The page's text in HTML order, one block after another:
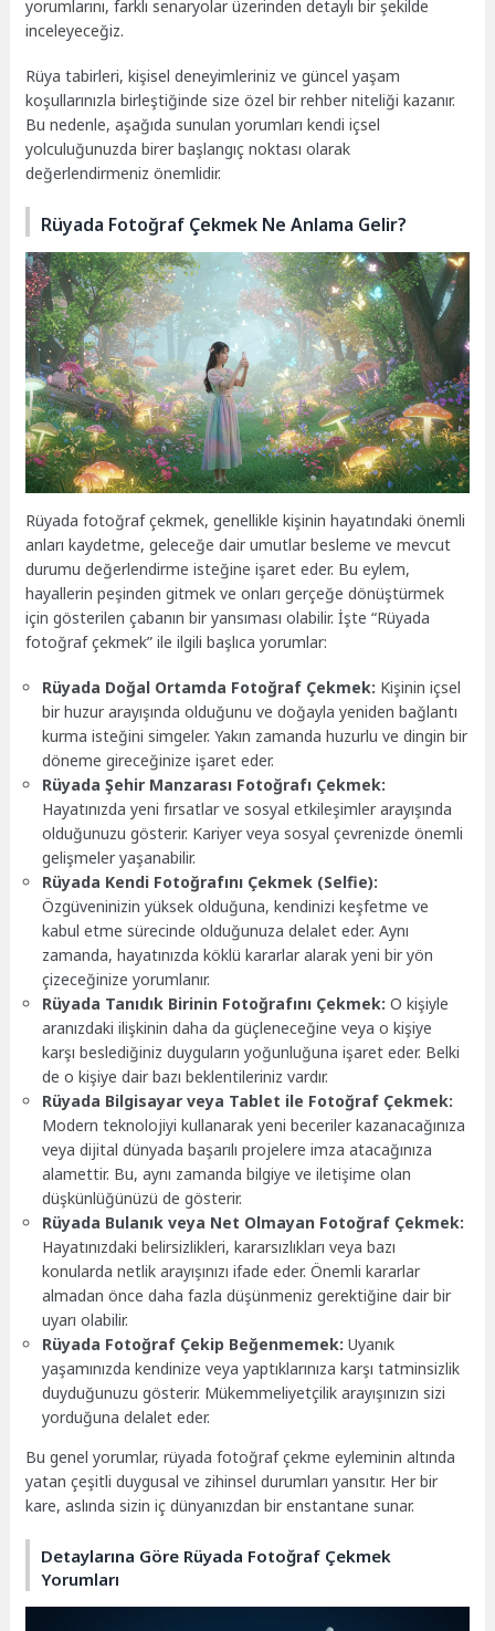
yorumlarını, farklı senaryolar üzerinden detaylı bir şekilde
inceleyeceğiz.
Rüya tabirleri, kişisel deneyimleriniz ve güncel yaşam
koşullarınızla birleştiğinde size özel bir rehber niteliği kazanır.
Bu nedenle, aşağıda sunulan yorumları kendi içsel
yolculuğunuzda birer başlangıç noktası olarak
değerlendirmeniz önemlidir.
Rüyada Fotoğraf Çekmek Ne Anlama Gelir?
Rüyada fotoğraf çekmek, genellikle kişinin hayatındaki önemli
anları kaydetme, geleceğe dair umutlar besleme ve mevcut
durumu değerlendirme isteğine işaret eder. Bu eylem,
hayallerin peşinden gitmek ve onları gerçeğe dönüştürmek
için gösterilen çabanın bir yansıması olabilir. İşte “Rüyada
fotoğraf çekmek” ile ilgili başlıca yorumlar:
Rüyada Doğal Ortamda Fotoğraf Çekmek: Kişinin içsel
bir huzur arayışında olduğunu ve doğayla yeniden bağlantı
kurma isteğini simgeler. Yakın zamanda huzurlu ve dingin bir
döneme gireceğinize işaret eder.
Rüyada Şehir Manzarası Fotoğrafı Çekmek:
Hayatınızda yeni fırsatlar ve sosyal etkileşimler arayışında
olduğunuzu gösterir. Kariyer veya sosyal çevrenizde önemli
gelişmeler yaşanabilir.
Rüyada Kendi Fotoğrafını Çekmek (Selfie):
Özgüveninizin yüksek olduğuna, kendinizi keşfetme ve
kabul etme sürecinde olduğunuza delalet eder. Aynı
zamanda, hayatınızda köklü kararlar alarak yeni bir yön
çizeceğinize yorumlanır.
Rüyada Tanıdık Birinin Fotoğrafını Çekmek: O kişiyle
aranızdaki ilişkinin daha da güçleneceğine veya o kişiye
karşı beslediğiniz duyguların yoğunluğuna işaret eder. Belki
de o kişiye dair bazı beklentileriniz vardır.
Rüyada Bilgisayar veya Tablet ile Fotoğraf Çekmek:
Modern teknolojiyi kullanarak yeni beceriler kazanacağınıza
veya dijital dünyada başarılı projelere imza atacağınıza
alamettir. Bu, aynı zamanda bilgiye ve iletişime olan
düşkünlüğünüzü de gösterir.
Rüyada Bulanık veya Net Olmayan Fotoğraf Çekmek:
Hayatınızdaki belirsizlikleri, kararsızlıkları veya bazı
konularda netlik arayışınızı ifade eder. Önemli kararlar
almadan önce daha fazla düşünmeniz gerektiğine dair bir
uyarı olabilir.
Rüyada Fotoğraf Çekip Beğenmemek: Uyanık
yaşamınızda kendinize veya yaptıklarınıza karşı tatminsizlik
duyduğunuzu gösterir. Mükemmeliyetçilik arayışınızın sizi
yorduğuna delalet eder.
Bu genel yorumlar, rüyada fotoğraf çekme eyleminin altında
yatan çeşitli duygusal ve zihinsel durumları yansıtır. Her bir
kare, aslında sizin iç dünyanızdan bir enstantane sunar.
Detaylarına Göre Rüyada Fotoğraf Çekmek
Yorumları